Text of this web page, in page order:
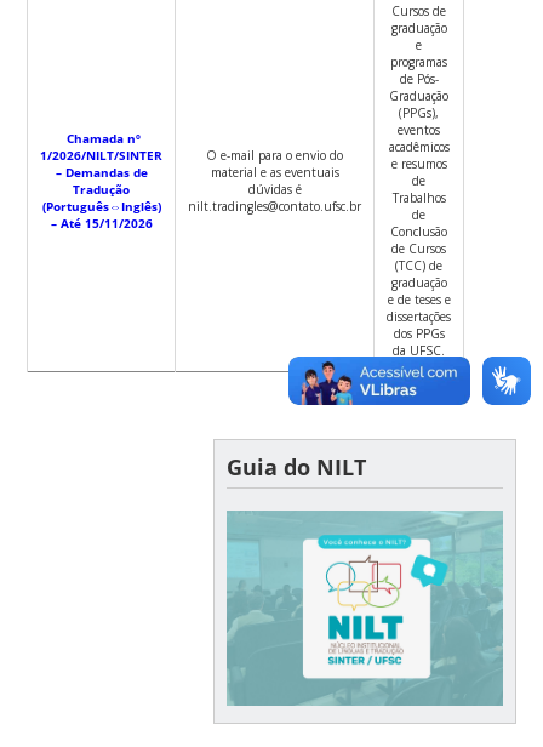
Chamada nº
1/2026/NILT/SINTER
– Demandas de
Tradução
(Português⇔Inglês)
– Até 15/11/2026
O e-mail para o envio do
material e as eventuais
dúvidas é
nilt.tradingles@contato.ufsc.br
Cursos de
graduação
e
programas
de Pós-
Graduação
(PPGs),
eventos
acadêmicos
e resumos
de
Trabalhos
de
Conclusão
de Cursos
(TCC) de
graduação
e de teses e
dissertações
dos PPGs
da UFSC.
Guia do NILT